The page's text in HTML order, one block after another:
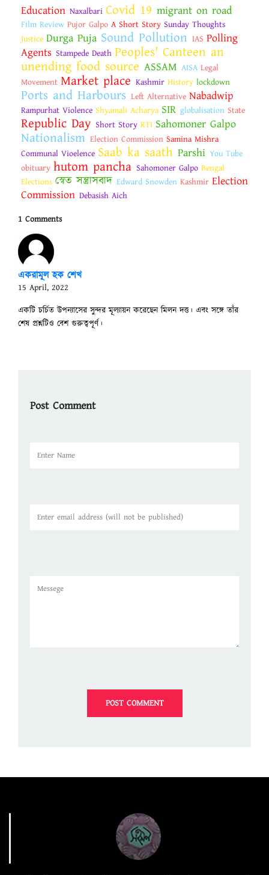
Education Naxalbari Covid 19 migrant on road
Film Review Pujor Galpo A Short Story Sunday Thoughts
Justice Durga Puja Sound Pollution IAS Polling
Agents Stampede Death Peoples' Canteen an
unending food source ASSAM AISA Legal
Movement Market place Kashmir History lockdown
Ports and Harbours Left Alternative Nabadwip
Rampurhat Violence Shyamali Acharya SIR globalisation State
Republic Day Short Story RTI Sahomoner Galpo
Nationalism Election Commission Samina Mishra
Communal Vioelence Saab ka saath Parshi You Tube
obituary hutom pancha Sahomoner Galpo Bengal
Elections স্বেত সন্ত্রাসবাদ Edward Snowden Kashmir Election
Commission Debasish Aich
1 Comments
একরামূল হক শেখ
15 April, 2022
একটি চর্চিত উপন্যাসের সুন্দর মূল্যায়ন করেছেন মিলন দত্ত। এবং সঙ্গে তাঁর
শেষ প্রশ্নটিও বেশ গুরুত্বপূর্ণ।
Post Comment